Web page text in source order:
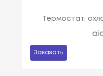
Термостат,
Заказать